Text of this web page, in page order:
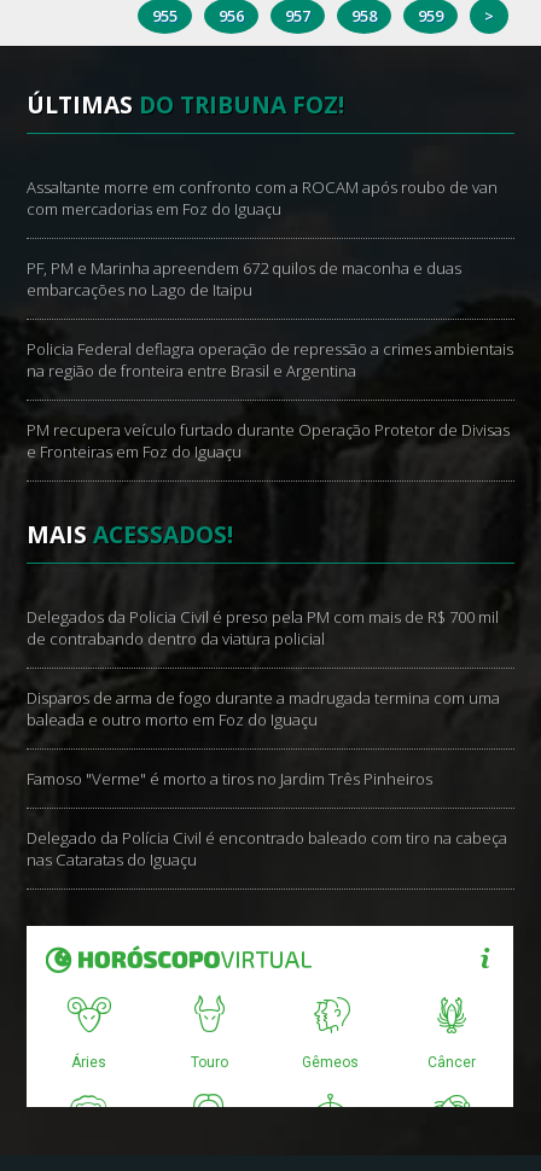
955
956 957 958 959 >
ÚLTIMAS DO TRIBUNA FOZ!
Assaltante morre em confronto com a ROCAM após roubo de van
com mercadorias em Foz do Iguaçu
PF, PM e Marinha apreendem 672 quilos de maconha e duas
embarcações no Lago de Itaipu
Policia Federal deflagra operação de repressão a crimes ambientais
na região de fronteira entre Brasil e Argentina
PM recupera veículo furtado durante Operação Protetor de Divisas
e Fronteiras em Foz do Iguaçu
MAISACESSADOS!
Delegados da Policia Civil é preso pela PM com mais de R$ 700 mil
de contrabando dentro da viatura policial
Disparos de arma de fogo durante a madrugada termina com uma
baleada e outro morto em Foz do Iguaçu
Famoso "Verme" é morto a tiros no Jardim Três Pinheiros
Delegado da Polícia Civil é encontrado baleado com tiro na cabeça
nas Cataratas do Iguaçu